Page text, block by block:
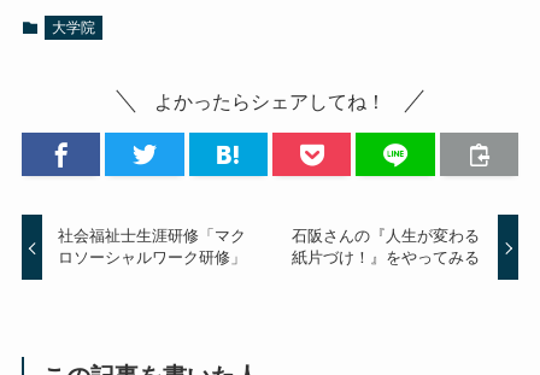
大学院
よかったらシェアしてね！
社会福祉士生涯研修「マク
ロソーシャルワーク研修」
石阪さんの『人生が変わる
紙片づけ！』をやってみる